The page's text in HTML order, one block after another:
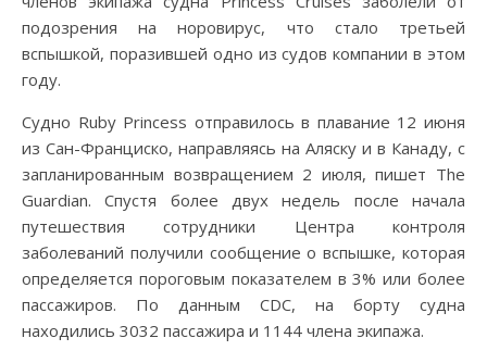
подозрения на норовирус, что стало третьей
вспышкой, поразившей одно из судов компании в этом
году.
Судно Ruby Princess отправилось в плавание 12 июня
из Сан-Франциско, направляясь на Аляску и в Канаду, с
запланированным возвращением 2 июля, пишет The
Guardian. Спустя более двух недель после начала
путешествия сотрудники Центра контроля
заболеваний получили сообщение о вспышке, которая
определяется пороговым показателем в 3% или более
пассажиров. По данным CDC, на борту судна
находились 3032 пассажира и 1144 члена экипажа.